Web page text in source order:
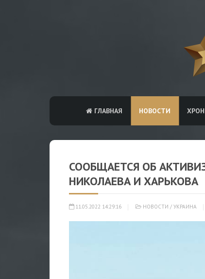
ГЛАВНАЯ НОВОСТИ
СООБЩАЕТСЯ ОБ
НИКОЛАЕВА И ХАРЬКОВА
11.05.2022 14:29:16 НОВОСТИ / УКРАИНА